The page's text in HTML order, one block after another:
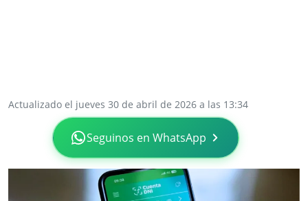
Actualizado el jueves 30 de abril de 2026 a las 13:34
Seguinos en WhatsApp